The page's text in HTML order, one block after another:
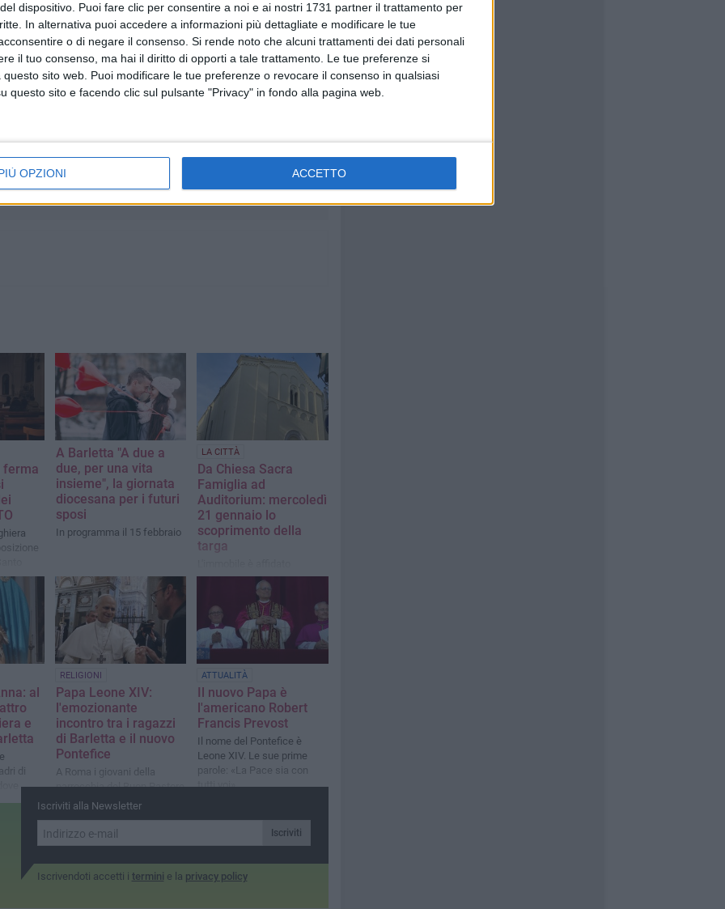
dispositivo. Puoi fare clic per consentire a noi e ai nostri 1731 partner il trattamento per
In alternativa puoi accedere a informazioni più dettagliate e modificare le tue
o di negare il consenso. Si rende noto che alcuni trattamenti dei dati personali
il tuo consenso, ma hai il diritto di opporti a tale trattamento. Le tue preferenze si
sito web. Puoi modificare le tue preferenze o revocare il consenso in qualsiasi
questo sito e facendo clic sul pulsante "Privacy" in fondo alla pagina web.
OPZIONI ACCETTO
luoghi straordinari, ricchi di fascino e di importanza
e tutelar, aprono eccezionalmente le porte anche solo
e visitatori. "Aperti per Voi" è un progetto nato nel
e partecipazione civica. Attraverso questa iniziativa,
nella valorizzazione del patrimonio italiano,
conoscenza e tutela, in coerenza con la vocazione del
il si impegna ogni giorno per rendere l'Italia un bene da
ferma
A Barletta "A due a
due, per una vita
insieme", la giornata
diocesana per i futuri
sposi
In programma il 15 febbraio
LA CITTÀ
Da Chiesa Sacra
Famiglia ad
Auditorium: mercoledì
21 gennaio lo
scoprimento della
targa
all'Ambulatorio popolare
ODV e all'Associazione
musicale bandistica "La
Disfida"
al
e
di
RELIGIONI
Papa Leone XIV:
l'emozionante
incontro tra i ragazzi
di Barletta e il nuovo
Pontefice
A Roma i giovani della
parrocchia del Buon Pastore
di Barletta accompagnati da
ATTUALITÀ
Il nuovo Papa è
l'americano Robert
Francis Prevost
Il nome del Pontefice è
Leone XIV. Le sue prime
parole: «La Pace sia con
tutti voi»
Iscriviti alla Newsletter
Iscriviti
Iscrivendoti accetti i termini e la privacy policy